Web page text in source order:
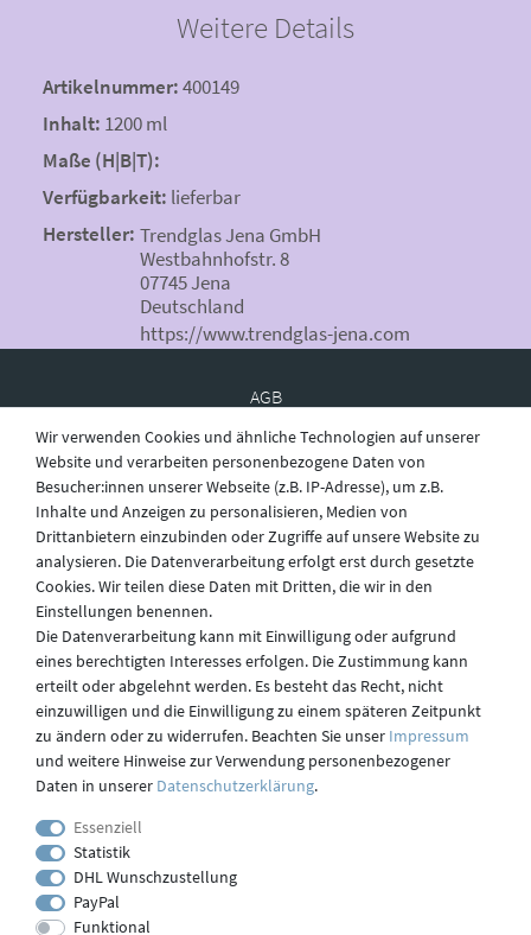
Weitere Details
Artikelnummer:400149
Inhalt: 1200 ml
Maße (H|B|T):
Verfügbarkeit: lieferbar
Hersteller: Trendglas Jena GmbH
Westbahnhofstr. 8
07745 Jena
Deutschland
https://www.trendglas-jena.com
AGB
Widerruf
Datenschutz
Versand
Kontakt
Impressum
Wir verwenden Cookies und ähnliche Technologien auf unserer
Website und verarbeiten personenbezogene Daten von
Besucher:innen unserer Webseite (z.B. IP-Adresse), um z.B.
Inhalte und Anzeigen zu personalisieren, Medien von
Drittanbietern einzubinden oder Zugriffe auf unsere Website zu
analysieren. Die Datenverarbeitung erfolgt erst durch gesetzte
Cookies. Wir teilen diese Daten mit Dritten, die wir in den
Einstellungen benennen.
Die Datenverarbeitung kann mit Einwilligung oder aufgrund
eines berechtigten Interesses erfolgen. Die Zustimmung kann
erteilt oder abgelehnt werden. Es besteht das Recht, nicht
einzuwilligen und die Einwilligung zu einem späteren Zeitpunkt
zu ändern oder zu widerrufen. Beachten Sie unser Impressum
und weitere Hinweise zur Verwendung personenbezogener
Daten in unserer Daten­schutz­erklärung.
Essenziell
Statistik
DHL Wunschzustellung
PayPal
Funktional